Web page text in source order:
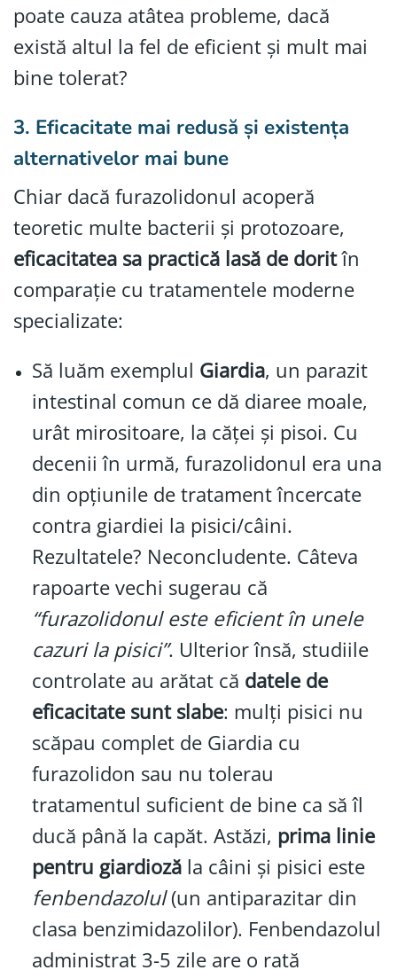
poate cauza atâtea probleme, dacă
există altul la fel de eficient și mult mai
bine tolerat?
3. Eficacitate mai redusă și existența
alternativelor mai bune
Chiar dacă furazolidonul acoperă
teoretic multe bacterii și protozoare,
eficacitatea sa practică lasă de doritîn
comparație cu tratamentele moderne
specializate:
Să luăm exemplul Giardia, un parazit
intestinal comun ce dă diaree moale,
urât mirositoare, la căței și pisoi. Cu
decenii în urmă, furazolidonul era una
din opțiunile de tratament încercate
contra giardiei la pisici/câini.
Rezultatele? Neconcludente. Câteva
rapoarte vechi sugerau că
“furazolidonul este eficient în unele
cazuri la pisici”. Ulterior însă, studiile
controlate au arătat că datele de
eficacitate sunt slabe: mulți pisici nu
scăpau complet de Giardia cu
furazolidon sau nu tolerau
tratamentul suficient de bine ca să îl
ducă până la capăt. Astăzi, prima linie
pentru giardiozăla câini și pisici este
fenbendazolul(un antiparazitar din
clasa benzimidazolilor). Fenbendazolul
administrat 3-5 zile are o rată